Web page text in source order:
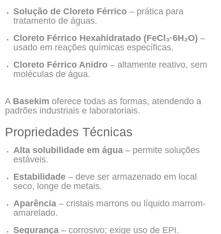
Solução de Cloreto Férrico – prática para
tratamento de águas.
Cloreto Férrico Hexahidratado (FeCl₃·6H₂O) –
usado em reações químicas específicas.
Cloreto Férrico Anidro – altamente reativo, sem
moléculas de água.
A Basekim oferece todas as formas, atendendo a
padrões industriais e laboratoriais.
Propriedades Técnicas
Alta solubilidade em água – permite soluções
estáveis.
Estabilidade – deve ser armazenado em local
seco, longe de metais.
Aparência – cristais marrons ou líquido marrom-
amarelado.
Segurança – corrosivo; exige uso de EPI.